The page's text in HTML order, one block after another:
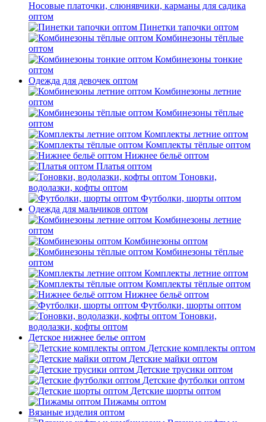
Носовые платочки, слюнявчики, карманы для садика
оптом
Пинетки тапочки оптом
Комбинезоны тёплые
оптом
Комбинезоны тонкие
оптом
Одежда для девочек оптом
Комбинезоны летние
оптом
Комбинезоны тёплые
оптом
Комплекты летние оптом
Комплекты тёплые оптом
Нижнее бельё оптом
Платья оптом
Тоновки,
водолазки, кофты оптом
Футболки, шорты оптом
Одежда для мальчиков оптом
Комбинезоны летние
оптом
Комбинезоны оптом
Комбинезоны тёплые
оптом
Комплекты летние оптом
Комплекты тёплые оптом
Нижнее бельё оптом
Футболки, шорты оптом
Тоновки,
водолазки, кофты оптом
Детское нижнее белье оптом
Детские комплекты оптом
Детские майки оптом
Детские трусики оптом
Детские футболки оптом
Детские шорты оптом
Пижамы оптом
Вязаные изделия оптом